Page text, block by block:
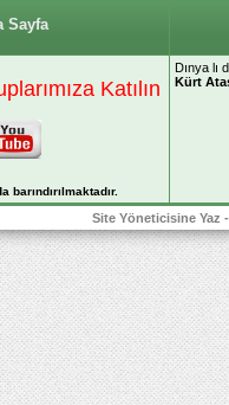
Sayfa
Katılın
barındırılmaktadır.
Dınya lı
Kürt
Site Yöneticisine Yaz